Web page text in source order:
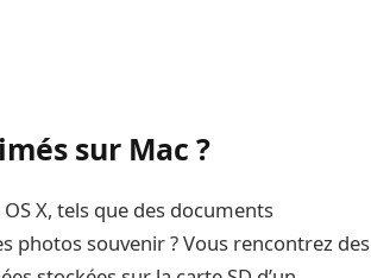
sur Mac ?
X, tels que des documents
photos souvenir ? Vous rencontrez des